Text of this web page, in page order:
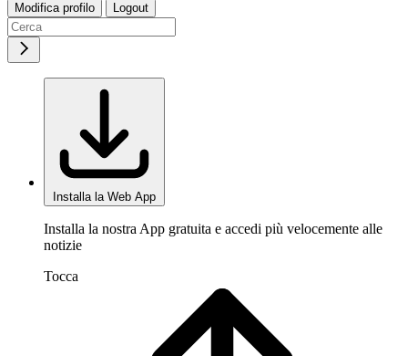
Modifica profilo Logout
Installa la Web App
Installa la nostra App gratuita e accedi più velocemente alle
notizie
Tocca